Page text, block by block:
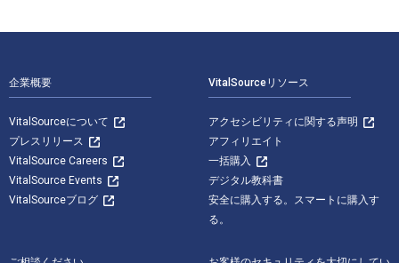
企業概要
VitalSourceについて
プレスリリース
VitalSource Careers
VitalSource Events
VitalSourceブログ
VitalSourceリソース
アクセシビリティに関する声明
アフィリエイト
一括購入
デジタル教科書
安全に購入する。スマートに購入す
る。